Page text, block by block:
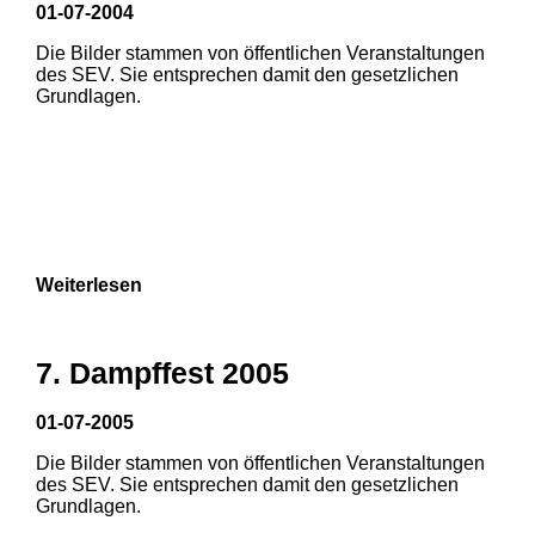
01-07-2004
Die Bilder stammen von öffentlichen Veranstaltungen
des SEV. Sie entsprechen damit den gesetzlichen
Grundlagen.
Weiterlesen
7. Dampffest 2005
01-07-2005
Die Bilder stammen von öffentlichen Veranstaltungen
des SEV. Sie entsprechen damit den gesetzlichen
Grundlagen.